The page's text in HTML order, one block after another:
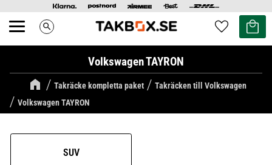
Meny search Favoriter
Kundvagn
Volkswagen TAYRON
Takräcke kompletta paket
Takräcken till Volkswagen
Volkswagen TAYRON
SUV